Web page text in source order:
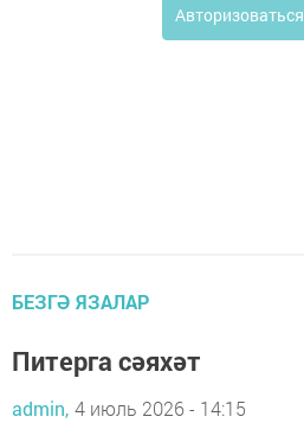
Авторизоваться
БЕЗГӘ ЯЗАЛАР
Питерга сәяхәт
admin, 4 июль 2026 - 14:15